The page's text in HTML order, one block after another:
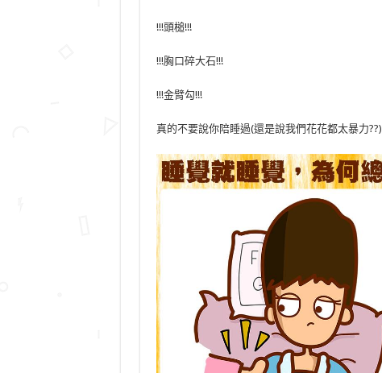
!!!頭槌!!!
!!!胸口碎大石!!!
!!!金臂勾!!!
真的不要說你陪睡過(還是說我們花花都太暴力??)